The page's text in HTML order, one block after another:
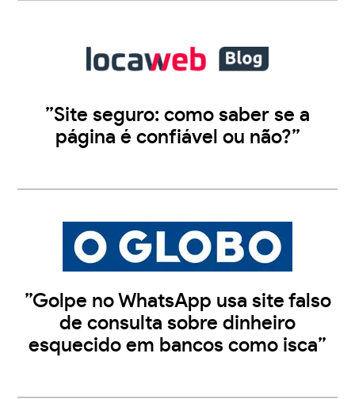
”Site seguro: como saber se a
página é confiável ou não?”
”Golpe no WhatsApp usa site falso
de consulta sobre dinheiro
esquecido em bancos como isca”